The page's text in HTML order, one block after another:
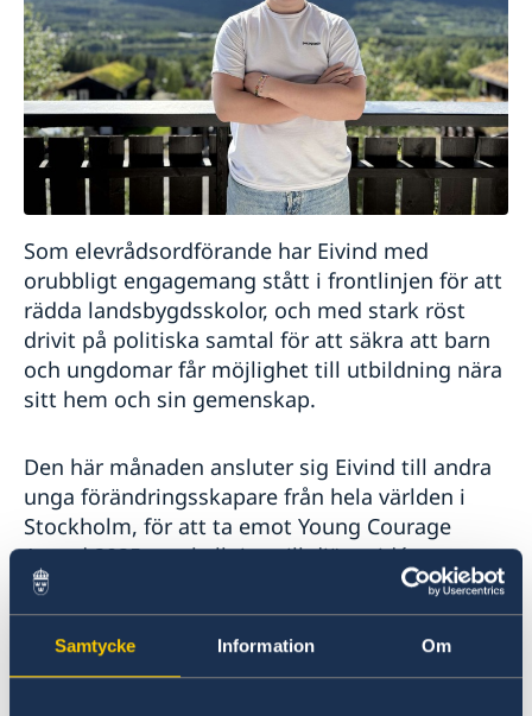
Samtycke Information Om
Som elevrådsordförande har Eivind med
orubbligt engagemang stått i frontlinjen för att
rädda landsbygdsskolor, och med stark röst
drivit på politiska samtal för att säkra att barn
och ungdomar får möjlighet till utbildning nära
sitt hem och sin gemenskap.
Den här månaden ansluter sig Eivind till andra
unga förändringsskapare från hela världen i
Stockholm, för att ta emot Young Courage
Award 2025 - en hyllning till djärva idéer,
medkänsla och handling i Raoul Wallenbergs
anda.
Young Courage Award instiftades 2015 av